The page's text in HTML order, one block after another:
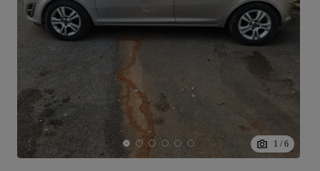
1 / 6